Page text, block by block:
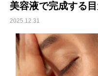
美容液で完成する
2025.12.31